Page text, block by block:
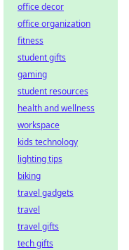
office decor
office organization
fitness
student gifts
gaming
student resources
health and wellness
workspace
kids technology
lighting tips
biking
travel gadgets
travel
travel gifts
tech gifts